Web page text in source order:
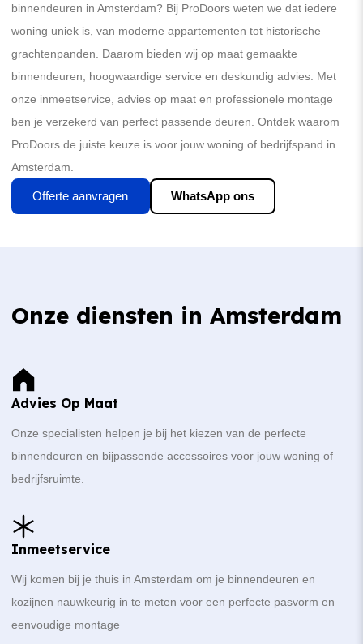
binnendeuren in Amsterdam? Bij ProDoors weten we dat iedere
woning uniek is, van moderne appartementen tot historische
grachtenpanden. Daarom bieden wij op maat gemaakte
binnendeuren, hoogwaardige service en deskundig advies. Met
onze inmeetservice, advies op maat en professionele montage
ben je verzekerd van perfect passende deuren. Ontdek waarom
ProDoors de juiste keuze is voor jouw woning of bedrijfspand in
Amsterdam.
Offerte aanvragen WhatsApp ons
Onze diensten in Amsterdam
Advies Op Maat
Onze specialisten helpen je bij het kiezen van de perfecte
binnendeuren en bijpassende accessoires voor jouw woning of
bedrijfsruimte.
Inmeetservice
Wij komen bij je thuis in Amsterdam om je binnendeuren en
kozijnen nauwkeurig in te meten voor een perfecte pasvorm en
eenvoudige montage